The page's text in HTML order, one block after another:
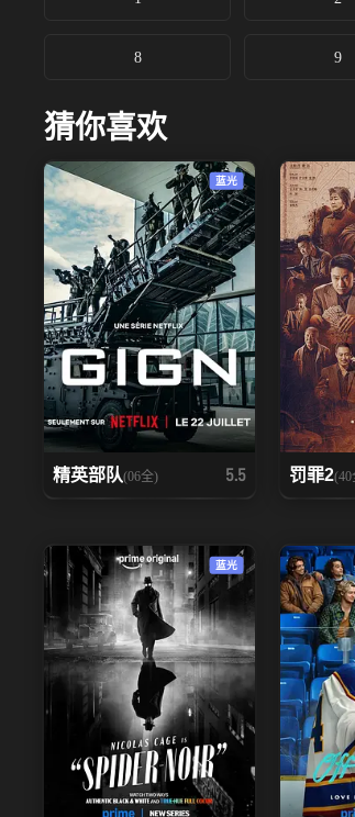
8 9
猜你喜欢
蓝光
精英部队(06全) 5.5 罚罪2(40
蓝光